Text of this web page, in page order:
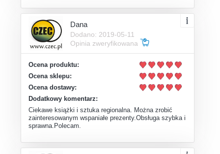
Dana
Dodano: 2019-05-11
Opinia zweryfikowana
Ocena produktu:
Ocena sklepu:
Ocena dostawy:
Dodatkowy komentarz:
Ciekawe książki i sztuka regionalna. Można zrobić
zainteresowanym wspaniałe prezenty.Obsługa szybka i
sprawna.Polecam.